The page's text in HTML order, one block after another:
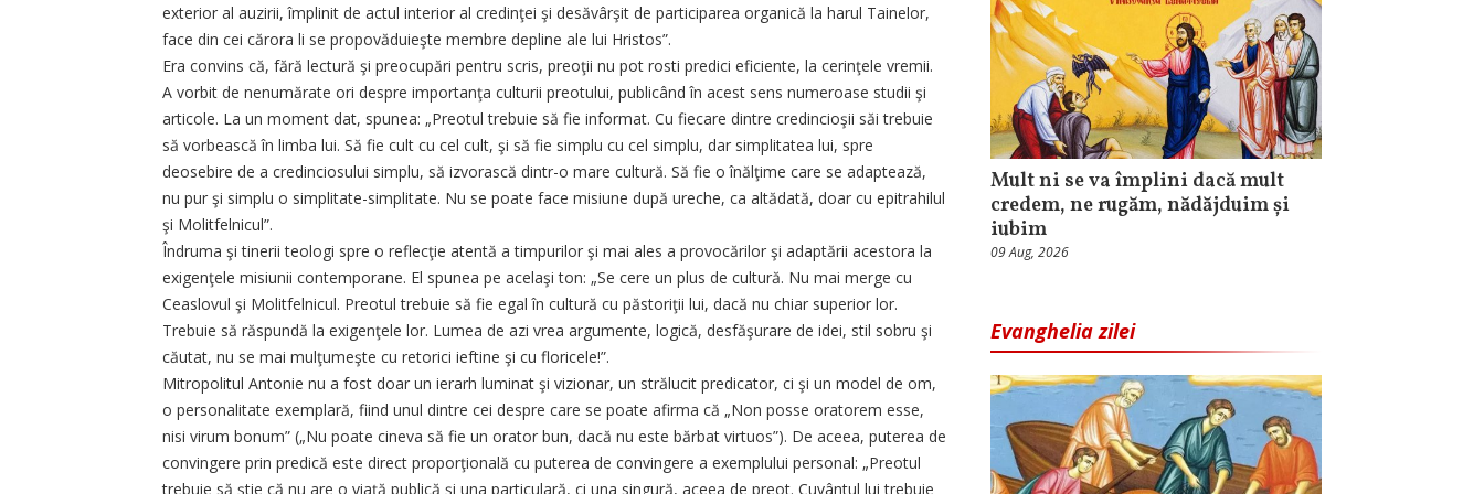
exterior al auzirii, împlinit de actul interior al credinţei şi desăvârşit de participarea organică la harul Tainelor,
face din cei cărora li se propovăduieşte membre depline ale lui Hristos”.
Era convins că, fără lectură şi preocupări pentru scris, preoţii nu pot rosti predici eficiente, la cerinţele vremii.
A vorbit de nenumărate ori despre importanţa culturii preotului, publicând în acest sens numeroase studii şi
articole. La un moment dat, spunea: „Preotul trebuie să fie informat. Cu fiecare dintre credincioşii săi trebuie
să vorbească în limba lui. Să fie cult cu cel cult, şi să fie simplu cu cel simplu, dar simplitatea lui, spre
deosebire de a credinciosului simplu, să izvorască dintr-o mare cultură. Să fie o înălţime care se adaptează,
nu pur şi simplu o simplitate-simplitate. Nu se poate face misiune după ureche, ca altădată, doar cu epitrahilul
şi Molitfelnicul”.
Îndruma şi tinerii teologi spre o reflecţie atentă a timpurilor şi mai ales a provocărilor şi adaptării acestora la
exigenţele misiunii contemporane. El spunea pe acelaşi ton: „Se cere un plus de cultură. Nu mai merge cu
Ceaslovul şi Molitfelnicul. Preotul trebuie să fie egal în cultură cu păstoriţii lui, dacă nu chiar superior lor.
Trebuie să răspundă la exigenţele lor. Lumea de azi vrea argumente, logică, desfăşurare de idei, stil sobru şi
căutat, nu se mai mulţumeşte cu retorici ieftine şi cu floricele!”.
Mitropolitul Antonie nu a fost doar un ierarh luminat şi vizionar, un strălucit predicator, ci şi un model de om,
o personalitate exemplară, fiind unul dintre cei despre care se poate afirma că „Non posse oratorem esse,
nisi virum bonum” („Nu poate cineva să fie un orator bun, dacă nu este bărbat virtuos”). De aceea, puterea de
convingere prin predică este direct proporţională cu puterea de convingere a exemplului personal: „Preotul
trebuie să ştie că nu are o viaţă publică şi una particulară, ci una singură, aceea de preot. Cuvântul lui trebuie
Mult ni se va împlini dacă mult
credem, ne rugăm, nădăjduim și
iubim
09 Aug, 2026
Evanghelia zilei